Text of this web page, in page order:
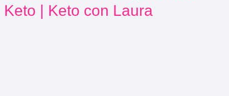
Keto | Keto con Laura